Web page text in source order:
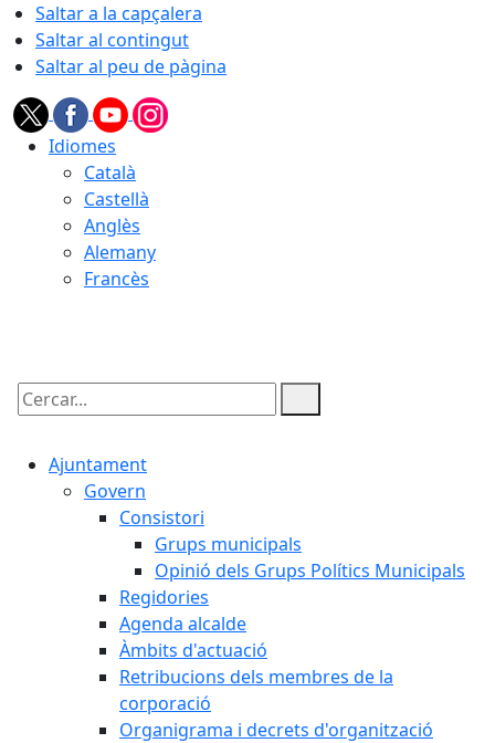
Saltar a la capçalera
Saltar al contingut
Saltar al peu de pàgina
Idiomes
Català
Castellà
Anglès
Alemany
Francès
Cercar:
Ajuntament
Govern
Consistori
Grups municipals
Opinió dels Grups Polítics Municipals
Regidories
Agenda alcalde
Àmbits d'actuació
Retribucions dels membres de la
corporació
Organigrama i decrets d'organització